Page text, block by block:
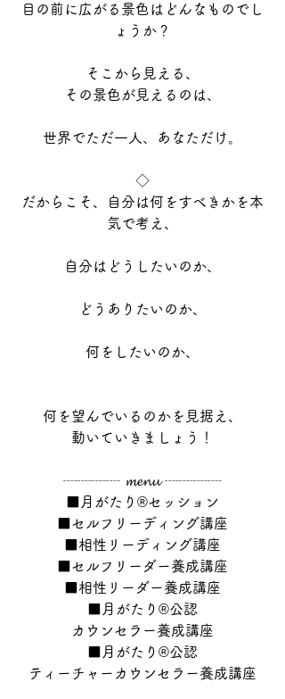
目の前に広がる景色はどんなものでし
ょうか？
そこから見える、
その景色が見えるのは、
世界でただ一人、あなただけ。
◇
だからこそ、自分は何をすべきかを本
気で考え、
自分はどうしたいのか、
どうありたいのか、
何をしたいのか、
何を望んでいるのかを見据え、
動いていきましょう！
┈┈┈┈ 𝓶𝓮𝓷𝓾 ┈┈┈┈
■月がたり®セッション
■セルフリーディング講座
■相性リーディング講座
■セルフリーダー養成講座
■相性リーダー養成講座
■月がたり®公認
カウンセラー養成講座
■月がたり®公認
ティーチャーカウンセラー養成講座